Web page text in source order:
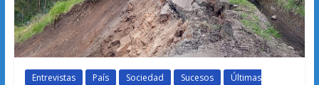
Entrevistas País Sociedad Sucesos
Últimas